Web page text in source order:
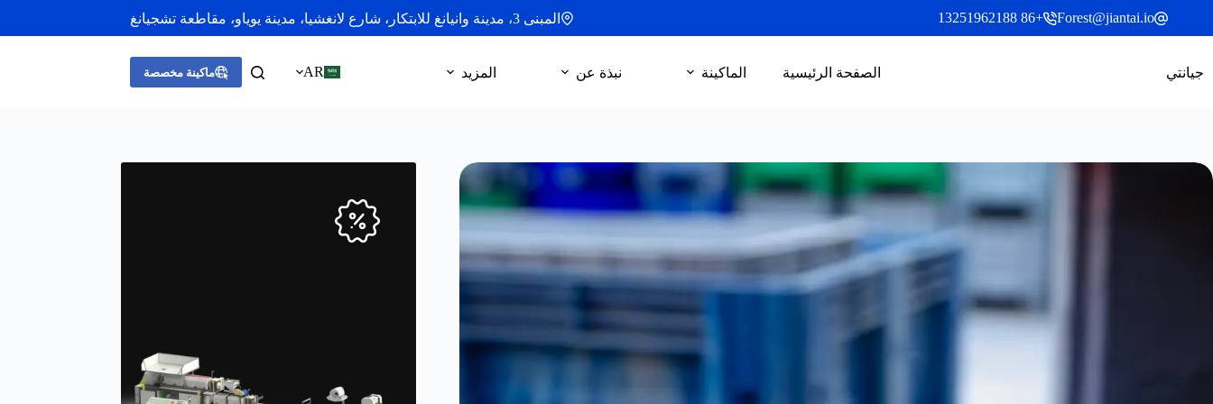
Forest@jiantai.io
+86 13251962188 المبنى 3، مدينة وانيانغ للابتكار، شارع لانغشيا، مدينة يوياو، مقاطعة تشجيانغ
جيانتي الصفحة الرئيسية الماكينة نبذة عن المزيد AR ماكينة مخصصة